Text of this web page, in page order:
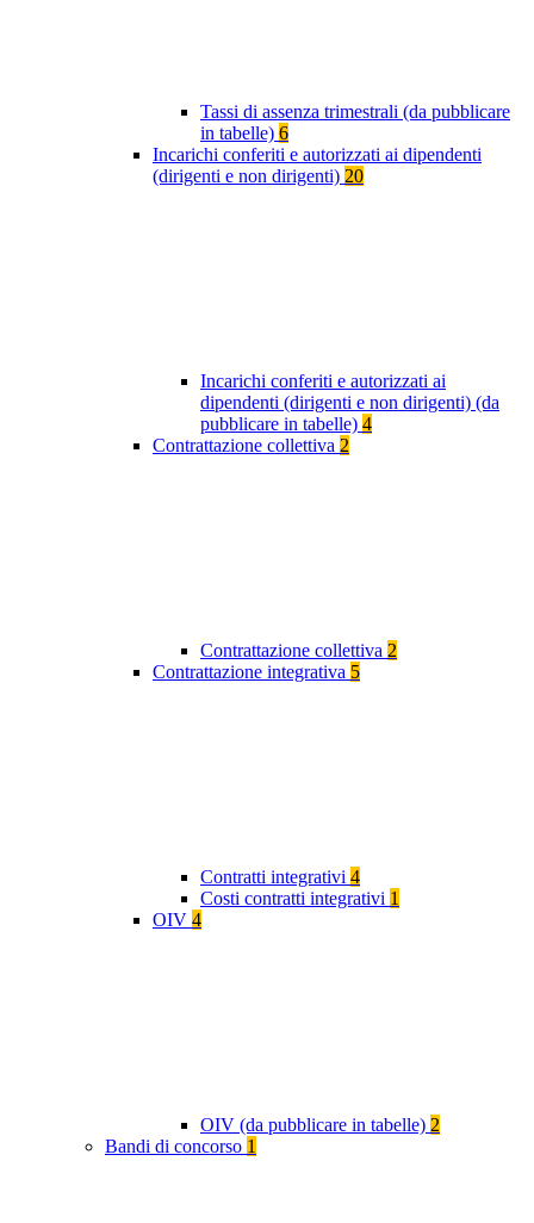
Tassi di assenza trimestrali (da pubblicare
in tabelle) 6
Incarichi conferiti e autorizzati ai dipendenti
(dirigenti e non dirigenti) 20
Incarichi conferiti e autorizzati ai
dipendenti (dirigenti e non dirigenti) (da
pubblicare in tabelle) 4
Contrattazione collettiva 2
Contrattazione collettiva 2
Contrattazione integrativa 5
Contratti integrativi 4
Costi contratti integrativi 1
OIV 4
OIV (da pubblicare in tabelle) 2
Bandi di concorso 1